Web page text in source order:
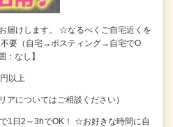
届けします。 ☆なるべくご自宅近くを
要（自宅→ポスティング→自宅でO
：なし】
以上
アについてはご相談ください）
1日2～3hでOK！ ☆お好きな時間に自